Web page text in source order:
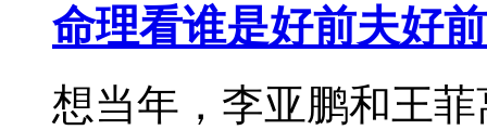
命理看谁是好前夫好前
想当年，李亚鹏和王